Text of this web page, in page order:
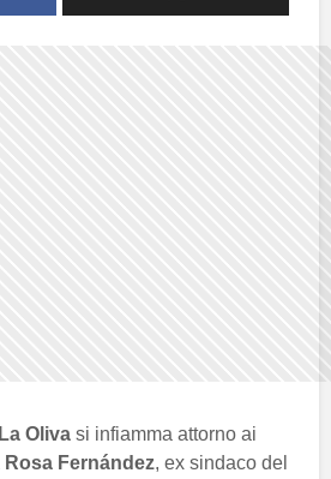
La Oliva si infiamma attorno ai
Rosa Fernández, ex sindaco del